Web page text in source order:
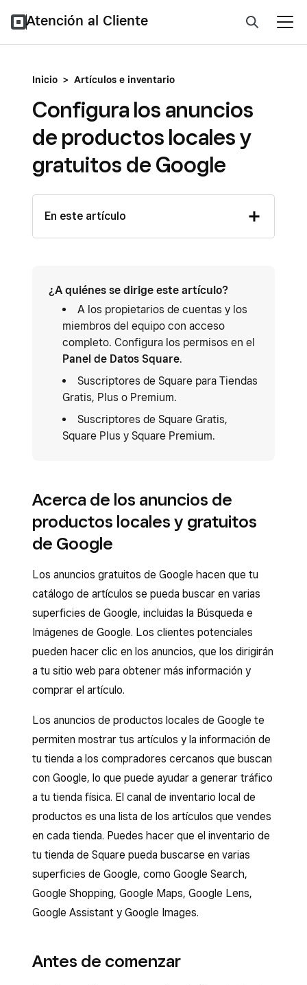
Atención al Cliente
Inicio > Artículos e inventario
Configura los anuncios
de productos locales y
gratuitos de Google
En este artículo
¿A quiénes se dirige este artículo?
A los propietarios de cuentas y los
miembros del equipo con acceso
completo. Configura los permisos en el
Panel de Datos Square.
Suscriptores de Square para Tiendas
Gratis, Plus o Premium.
Suscriptores de Square Gratis,
Square Plus y Square Premium.
Acerca de los anuncios de
productos locales y gratuitos
de Google
Los anuncios gratuitos de Google hacen que tu
catálogo de artículos se pueda buscar en varias
superficies de Google, incluidas la Búsqueda e
Imágenes de Google. Los clientes potenciales
pueden hacer clic en los anuncios, que los dirigirán
a tu sitio web para obtener más información y
comprar el artículo.
Los anuncios de productos locales de Google te
permiten mostrar tus artículos y la información de
tu tienda a los compradores cercanos que buscan
con Google, lo que puede ayudar a generar tráfico
a tu tienda física. El canal de inventario local de
productos es una lista de los artículos que vendes
en cada tienda. Puedes hacer que el inventario de
tu tienda de Square pueda buscarse en varias
superficies de Google, como Google Search,
Google Shopping, Google Maps, Google Lens,
Google Assistant y Google Images.
Antes de comenzar